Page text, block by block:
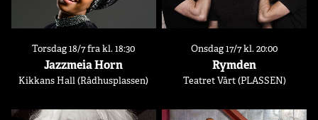
Torsdag 18/7 fra kl. 18:30
Jazzmeia Horn
Kikkans Hall (Rådhusplassen)
Onsdag 17/7 kl. 20:00
Rymden
Teatret Vårt (PLASSEN)